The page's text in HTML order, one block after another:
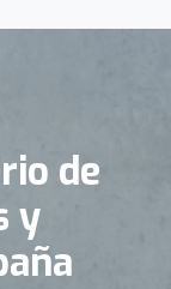
de
y